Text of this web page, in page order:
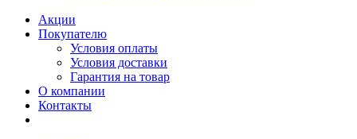
Акции
Покупателю
Условия оплаты
Условия доставки
Гарантия на товар
О компании
Контакты